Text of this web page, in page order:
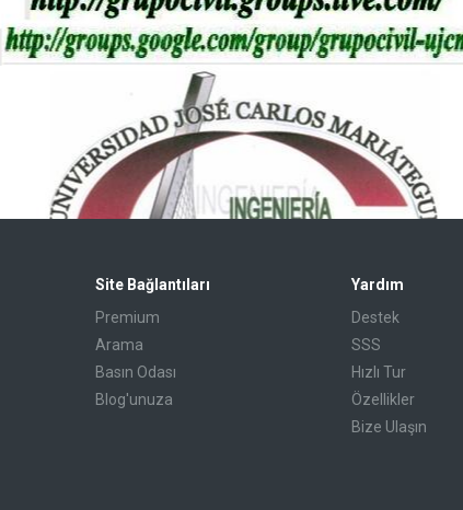
Site Bağlantıları
Premium
Arama
Basın Odası
Blog'unuza
Yardım
Destek
SSS
Hızlı Tur
Özellikler
Bize Ulaşın